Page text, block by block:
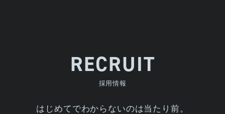
RECRUIT
採用情報
はじめてでわからないのは当たり前。